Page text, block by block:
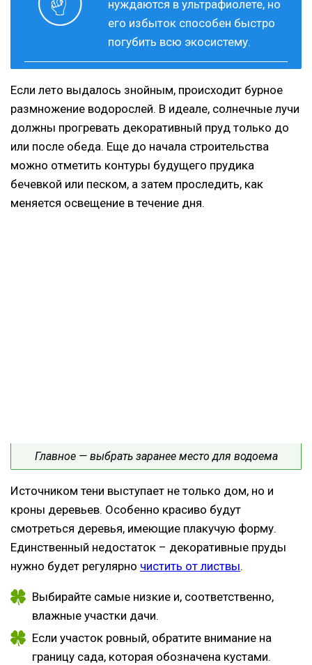
нуждаются в ультрафиолете, но
его избыток способен быстро
погубить всю экосистему.
Если лето выдалось знойным, происходит бурное
размножение водорослей. В идеале, солнечные лучи
должны прогревать декоративный пруд только до
или после обеда. Еще до начала строительства
можно отметить контуры будущего прудика
бечевкой или песком, а затем проследить, как
меняется освещение в течение дня.
Главное — выбрать заранее место для водоема
Источником тени выступает не только дом, но и
кроны деревьев. Особенно красиво будут
смотреться деревья, имеющие плакучую форму.
Единственный недостаток – декоративные пруды
нужно будет регулярно чистить от листвы.
Выбирайте самые низкие и, соответственно,
влажные участки дачи.
Если участок ровный, обратите внимание на
границу сада, которая обозначена кустами.